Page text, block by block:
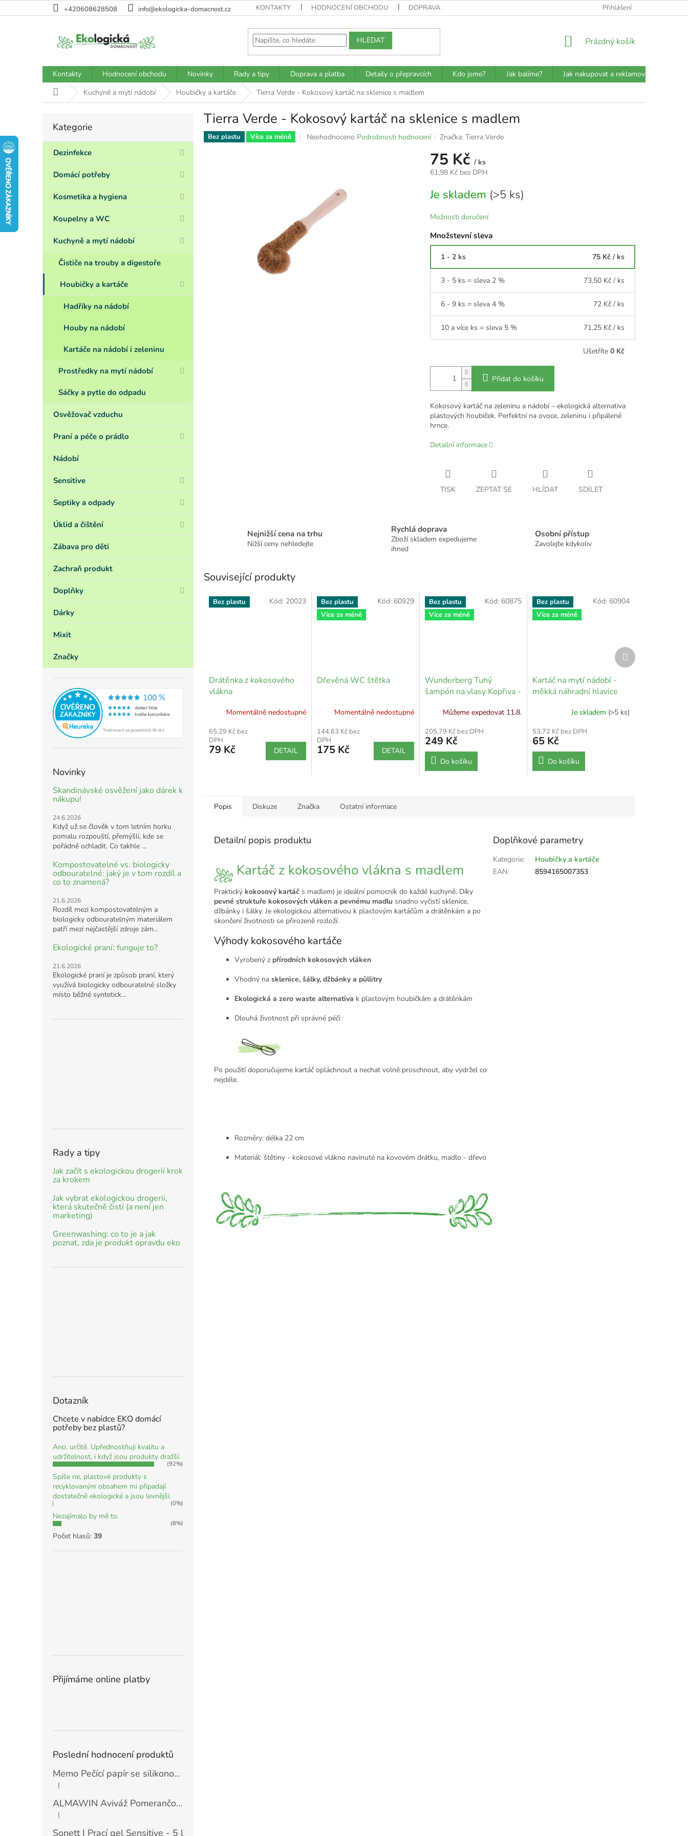
na
+420608628508 info@ekologicka-domacnost.cz KONTAKTY HODNOCENÍ OBCHODU DOPRAVA A PLATBA JAK BALÍME?
Přihlášení
HLEDAT
NÁKUPNÍ
Prázdný košík
Kontakty Hodnocení obchodu Novinky Rady a tipy Doprava a platba Detaily o přepravcích Kdo jsme? Jak balíme? Jak nakupovat a reklamovat?
Domů Kuchyně a mytí nádobí Houbičky a kartáče Tierra Verde - Kokosový kartáč na sklenice s madlem
s
r
n
í
a
e
Přeskočit
Kategorie
Dezinfekce
Domácí potřeby
Kosmetika a hygiena
Koupelny a WC
Kuchyně a mytí nádobí
Čističe na trouby a digestoře
Houbičky a kartáče
Hadříky na nádobí
Houby na nádobí
Kartáče na nádobí i zeleninu
Prostředky na mytí nádobí
Sáčky a pytle do odpadu
Osvěžovač vzduchu
Praní a péče o prádlo
Nádobí
Sensitive
Septiky a odpady
Úklid a čištění
Zábava pro děti
Zachraň produkt
Doplňky
Dárky
Mixit
Značky
Novinky
Skandinávské osvěžení jako dárek k
nákupu!
24.6.2026
Když už se člověk v tom letním horku
pomalu rozpouští, přemýšlí, kde se
pořádně ochladit. Co takhle ...
Kompostovatelné vs. biologicky
odbouratelné: jaký je v tom rozdíl a
co to znamená?
21.6.2026
Rozdíl mezi kompostovatelným a
biologicky odbouratelným materiálem
patří mezi nejčastější zdroje zám...
Ekologické praní: funguje to?
21.6.2026
Ekologické praní je způsob praní, který
využívá biologicky odbouratelné složky
místo běžné syntetick...
Rady a tipy
Jak začít s ekologickou drogerií krok
za krokem
Jak vybrat ekologickou drogerii,
která skutečně čistí (a není jen
marketing)
Greenwashing: co to je a jak
poznat, zda je produkt opravdu eko
Dotazník
Chcete v nabídce EKO domácí
potřeby bez plastů?
Ano, určitě. Upřednostňuji kvalitu a
udržitelnost, i když jsou produkty dražší.
(92%)
Spíše ne, plastové produkty s
recyklovaným obsahem mi připadají
dostatečně ekologické a jsou levnější.
(0%)
Nezajímalo by mě to.
(8%)
Počet hlasů: 39
Přijímáme online platby
Poslední hodnocení produktů
Memo Pečící papír se silikonovou vrstvou (30 ks)
Hodnocení produktu je 5 z 5 hvězdiček.
|
ALMAWIN Aviváž Pomerančový květ 750 ml
Hodnocení produktu je 5 z 5 hvězdiček.
|
Sonett | Prací gel Sensitive - 5 l
Tierra Verde - Kokosový kartáč na sklenice s madlem
Bez plastu Více za méně
Průměrné
hvězdiček.
Neohodnoceno Podrobnosti hodnocení Značka:Tierra Verde
75 Kč / ks
61,98 Kč bez DPH
cena:
Je skladem (>5 ks)
Možnosti doručení
Množstevní sleva
1 - 2 ks 75 Kč / ks
3 - 5 ks = sleva 2 % 73,50 Kč / ks
6 - 9 ks = sleva 4 % 72 Kč / ks
10 a více ks = sleva 5 % 71,25 Kč / ks
Ušetříte 0 Kč
Přidat do košíku
Kokosový kartáč na zeleninu a nádobí – ekologická alternativa
plastových houbiček. Perfektní na ovoce, zeleninu i připálené
hrnce.
Detailní informace
TISK ZEPTAT SE HLÍDAT SDÍLET
Nejnižší cena na trhu
Nižší ceny nehledejte
Rychlá doprava
Zboží skladem expedujeme
ihned
Osobní přístup
Zavolejte kdykoliv
Související produkty
Bez plastu
Drátěnka z kokosového
vlákna
Momentálně nedostupné
65,29 Kč bez
DPH
79 Kč DETAIL
Kód: 20023
Bez plastu
Více za méně
Dřevěná WC štětka
Momentálně nedostupné
144,63 Kč bez
DPH
175 Kč DETAIL
Kód: 60929
Bez plastu
Více za méně
Wunderberg Tuhý
šampón na vlasy Kopřiva -
Můžeme expedovat 11.8.
205,79 Kč bez DPH
249 Kč
Do košíku
Kód: 60875
Bez plastu
Více za méně
Kartáč na mytí nádobí -
měkká náhradní hlavice
Je skladem (>5 ks)
53,72 Kč bez DPH
65 Kč
Do košíku
Kód: 60904
Další
produkt
Popis Diskuze Značka Ostatní informace
Detailní popis produktu
Kartáč z kokosového vlákna s madlem
Praktický kokosový kartáč s madlem) je ideální pomocník do každé kuchyně. Díky
pevné struktuře kokosových vláken a pevnému madlu snadno vyčistí sklenice,
džbánky i šálky. Je ekologickou alternativou k plastovým kartáčům a drátěnkám a po
skončení životnosti se přirozeně rozloží.
Výhody kokosového kartáče
Vyrobený z přírodních kokosových vláken
Vhodný na sklenice, šálky, džbánky a půllitry
Ekologická a zero waste alternativa k plastovým houbičkám a drátěnkám
Dlouhá životnost při správné péči
Po použití doporučujeme kartáč opláchnout a nechat volně proschnout, aby vydržel co
nejdéle.
Rozměry: délka 22 cm
Materiál: štětiny - kokosové vlákno navinuté na kovovém drátku, madlo - dřevo
Doplňkové parametry
Kategorie:
Houbičky a kartáče
EAN: 8594165007353